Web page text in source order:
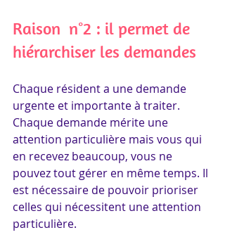
Raison  n°2 : il permet de
hiérarchiser les demandes
Chaque résident a une demande
urgente et importante à traiter.
Chaque demande mérite une
attention particulière mais vous qui
en recevez beaucoup, vous ne
pouvez tout gérer en même temps. Il
est nécessaire de pouvoir prioriser
celles qui nécessitent une attention
particulière.